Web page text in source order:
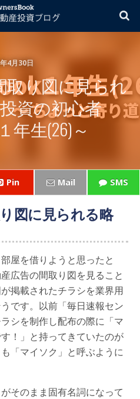
4月30日
取り図に見られ
資の初心者
年生(26)～
Pin Mail SMS
図に見られる略
屋を借りようと思ったと
広告の間取り図を見ること
掲載されたチラシを業界用
です。以前「毎日速報セン
シを制作し配布の際に「マ
！」と持ってきていたのが
「マイソク」と呼ぶように
そのまま固有名詞になって